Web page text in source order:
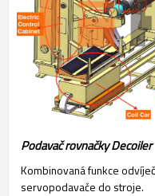
Podavač rovnačky Decoiler
Kombinovaná funkce
servopodavače do stroje.